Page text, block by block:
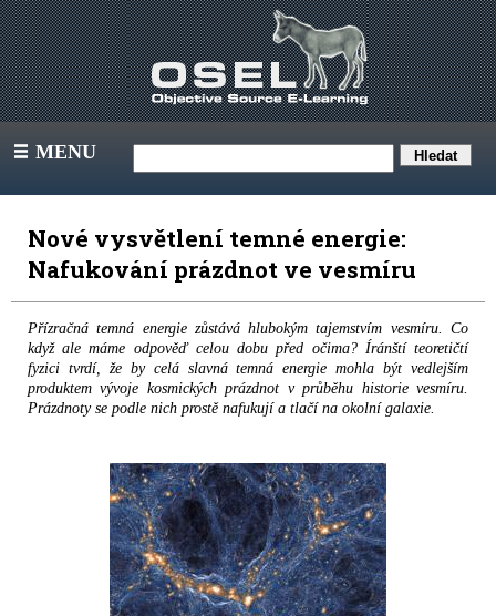
III MENU
Nové vysvětlení temné energie:
Nafukování prázdnot ve vesmíru
Přízračná temná energie zůstává hlubokým tajemstvím vesmíru. Co
když ale máme odpověď celou dobu před očima? Íránští teoretičtí
fyzici tvrdí, že by celá slavná temná energie mohla být vedlejším
produktem vývoje kosmických prázdnot v průběhu historie vesmíru.
Prázdnoty se podle nich prostě nafukují a tlačí na okolní galaxie.